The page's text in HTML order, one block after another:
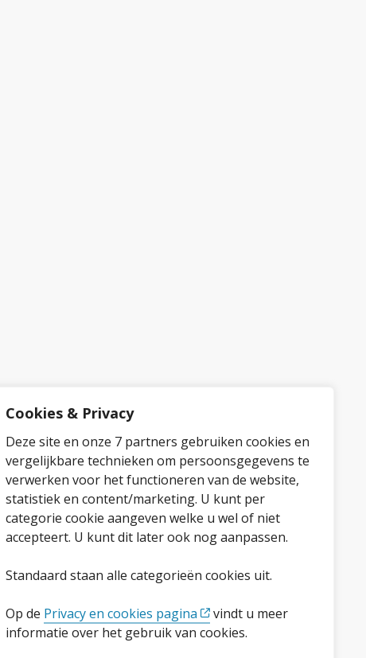
Cookies & Privacy
Deze site en onze 7 partners gebruiken cookies en
vergelijkbare technieken om persoonsgegevens te
verwerken voor het functioneren van de website,
statistiek en content/marketing. U kunt per
categorie cookie aangeven welke u wel of niet
accepteert. U kunt dit later ook nog aanpassen.
Standaard staan alle categorieën cookies uit.
Op de Privacy en cookies pagina
vindt u meer
informatie over het gebruik van cookies.